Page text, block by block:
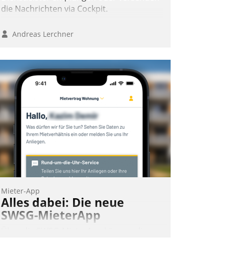
die Nachrichten via Cockpit.
Andreas Lerchner
Mieter-App
Alles dabei: Die neue
SWSG-MieterApp